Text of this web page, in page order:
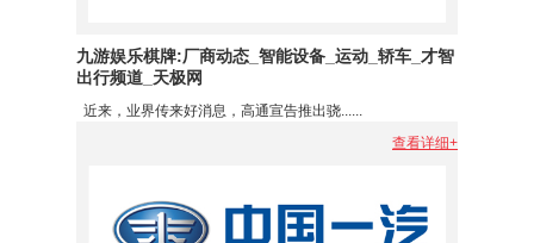
九游娱乐棋牌:厂商动态_智能设备_运动_轿车_才智
出行频道_天极网
近来，业界传来好消息，高通宣告推出骁......
查看详细+